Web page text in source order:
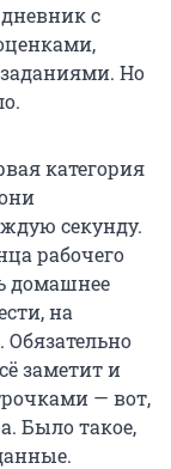
с
Но
категория
секунду.
рабочего
домашнее
на
заметит и
— вот,
Было такое,